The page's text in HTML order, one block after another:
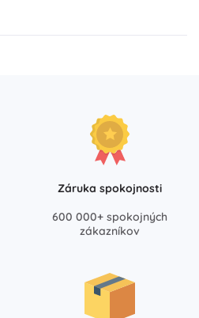
Záruka spokojnosti
600 000+ spokojných
zákazníkov